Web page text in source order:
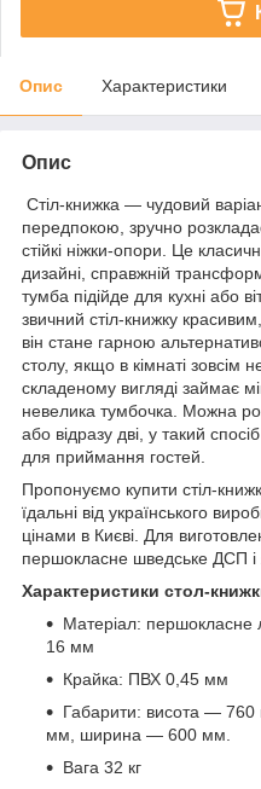
Опис Характеристики
Опис
Стіл-книжка — чудовий
передпокою, зручно
стійкі ніжки-опори. Це
дизайні, справжній
тумба підійде для кухні або
звичний стіл-книжку
він стане гарною
столу, якщо в кімнаті зовсім
складеному вигляді займає
невелика тумбочка. Можна
або відразу дві, у такий
для приймання гостей.
Пропонуємо купити стіл-
їдальні від українського
цінами в Києві. Для
першокласне шведське ДСП і
Характеристики стол-
Матеріал: першокласне
16 мм
Крайка: ПВХ 0,45 мм
Габарити: висота —
мм, ширина — 600 мм.
Вага 32 кг